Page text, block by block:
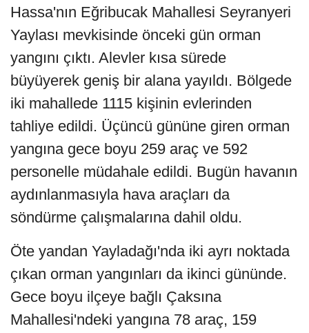
Hassa'nın Eğribucak Mahallesi Seyranyeri
Yaylası mevkisinde önceki gün orman
yangını çıktı. Alevler kısa sürede
büyüyerek geniş bir alana yayıldı. Bölgede
iki mahallede 1115 kişinin evlerinden
tahliye edildi. Üçüncü gününe giren orman
yangına gece boyu 259 araç ve 592
personelle müdahale edildi. Bugün havanın
aydınlanmasıyla hava araçları da
söndürme çalışmalarına dahil oldu.
Öte yandan Yayladağı'nda iki ayrı noktada
çıkan orman yangınları da ikinci gününde.
Gece boyu ilçeye bağlı Çaksına
Mahallesi'ndeki yangına 78 araç, 159